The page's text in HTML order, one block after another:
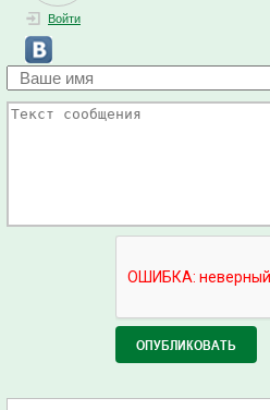
Войти